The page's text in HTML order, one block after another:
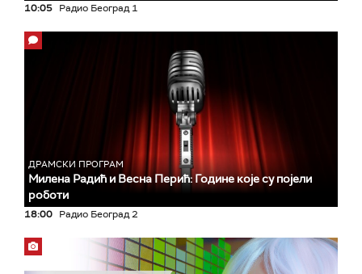
10:05 Радио Београд 1
ДРАМСКИ ПРОГРАМ
Милена Радић и Весна Перић: Године које су појели
роботи
18:00 Радио Београд 2